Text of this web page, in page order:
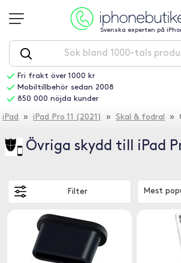
Svenska experten på
Fri frakt över 1000 kr
Mobiltillbehör sedan 2008
850 000 nöjda kunder
iPad » iPad Pro 11 (2021) » Skal & fodral »
Övriga skydd till iPad
Filter